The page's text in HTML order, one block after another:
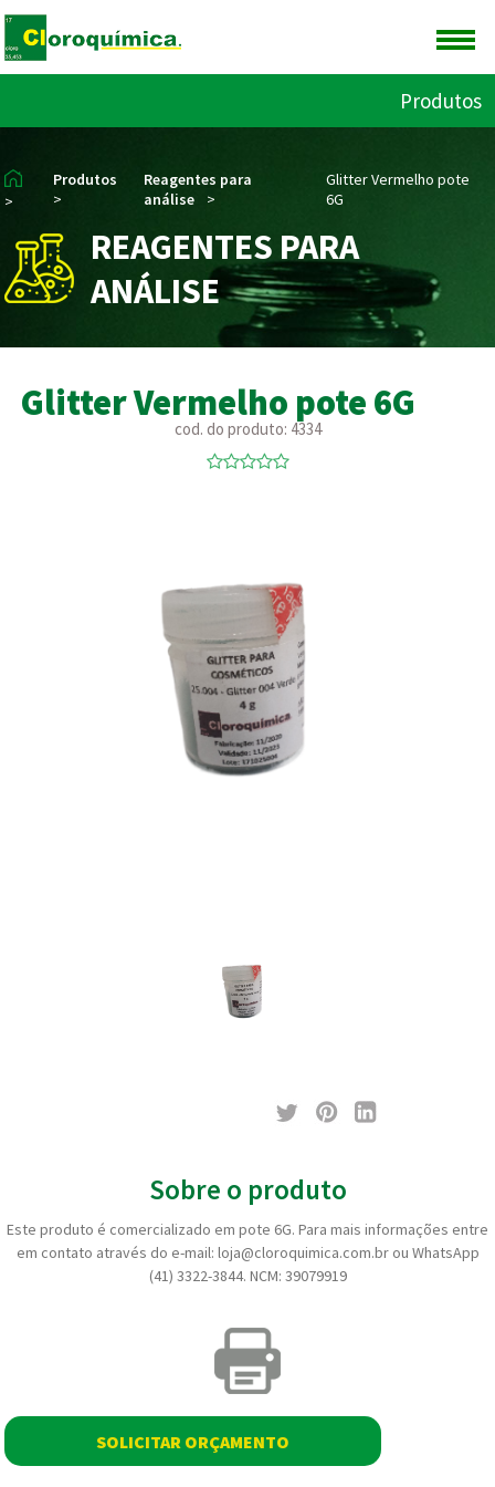
Produtos
>
Produtos
>
Reagentes para
análise
>
Glitter Vermelho pote
6G
REAGENTES PARA
ANÁLISE
Glitter Vermelho pote 6G
cod. do produto: 4334
Sobre o produto
Este produto é comercializado em pote 6G. Para mais informações entre
em contato através do e-mail: loja@cloroquimica.com.br ou WhatsApp
(41) 3322-3844. NCM: 39079919
SOLICITAR ORÇAMENTO